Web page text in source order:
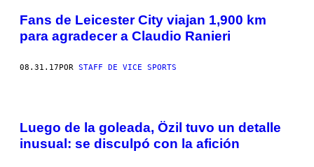
Fans de Leicester City viajan 1,900 km
para agradecer a Claudio Ranieri
08.31.17POR STAFF DE VICE SPORTS
Luego de la goleada, Özil tuvo un detalle
inusual: se disculpó con la afición